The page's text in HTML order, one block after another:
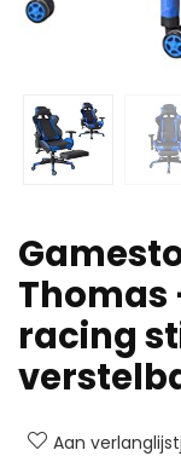
Thomas
racing
Aan